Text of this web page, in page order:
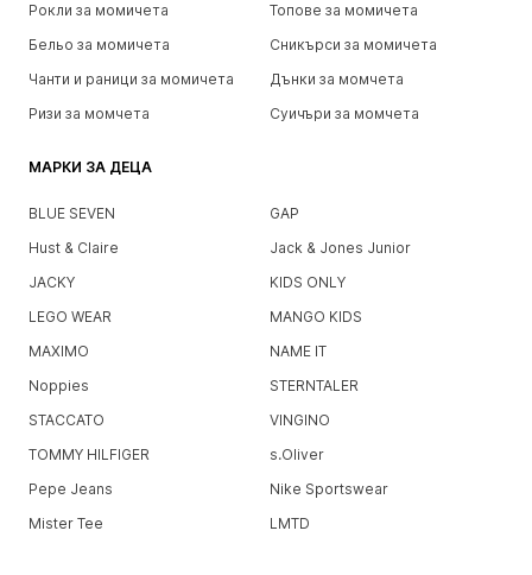
Рокли за момичета
Топове за момичета
Бельо за момичета
Сникърси за момичета
Чанти и раници за момичета
Дънки за момчета
Ризи за момчета
Суичъри за момчета
МАРКИ ЗА ДЕЦА
BLUE SEVEN
GAP
Hust & Claire
Jack & Jones Junior
JACKY
KIDS ONLY
LEGO WEAR
MANGO KIDS
MAXIMO
NAME IT
Noppies
STERNTALER
STACCATO
VINGINO
TOMMY HILFIGER
s.Oliver
Pepe Jeans
Nike Sportswear
Mister Tee
LMTD